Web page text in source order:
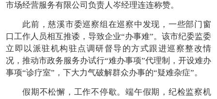
市场经营服务有限公司负责人岑经理连连称赞。
此前，慈溪市委巡察组在巡察中发现，一些部门窗
口工作人员相互推诿，导致企业“办事难”。该市纪委监委
立即以派驻机构驻点调研督导的方式跟进巡察整改情
况，推动市政务服务办试行“难办事项”代理制，开设难办
事项“诊疗室”，下大力气破解群众办事的“疑难杂症”。
假期不松懈，工作不停歇。端午假期，纪检监察机